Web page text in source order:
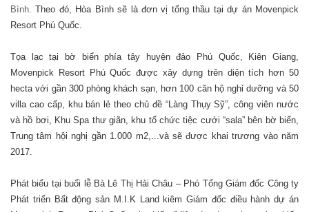
Bình. Theo đó, Hòa Bình sẽ là đơn vị tổng thầu tại dự án Movenpick
Resort Phú Quốc.
Tọa lạc tại bờ biển phía tây huyện đảo Phú Quốc, Kiên Giang,
Movenpick Resort Phú Quốc được xây dựng trên diện tích hơn 50
hecta với gần 300 phòng khách sạn, hơn 100 căn hộ nghỉ dưỡng và 50
villa cao cấp, khu bán lẻ theo chủ đề “Làng Thụy Sỹ”, công viên nước
và hồ bơi, Khu Spa thư giãn, khu tổ chức tiệc cưới “sala” bên bờ biển,
Trung tâm hội nghị gần 1.000 m2,...và sẽ được khai trương vào năm
2017.
Phát biểu tại buổi lễ Bà Lê Thị Hải Châu – Phó Tổng Giám đốc Công ty
Phát triển Bất động sản M.I.K Land kiêm Giám đốc điều hành dự án